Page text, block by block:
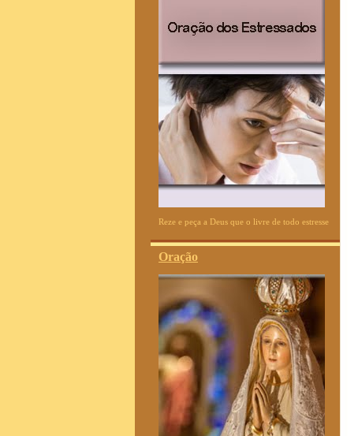
Reze e peça a Deus que o livre de todo estresse
Oração